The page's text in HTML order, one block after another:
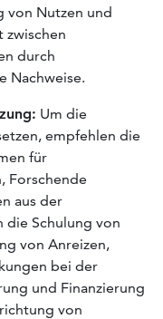
von Nutzen und
zwischen
durch
Nachweise.
Um die
empfehlen die
für
Forschende
aus der
die Schulung von
von Anreizen,
bei der
und Finanzierung
von